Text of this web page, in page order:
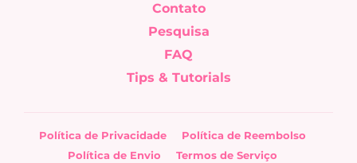
Contato
Pesquisa
FAQ
Tips & Tutorials
Política de Privacidade
Política de Reembolso
Política de Envio
Termos de Serviço